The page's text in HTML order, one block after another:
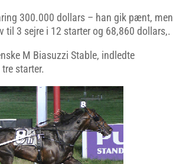
300.000 dollars – han gik pænt, men
til 3 sejre i 12 starter og 68,860 dollars,.
M Biasuzzi Stable, indledte
starter.